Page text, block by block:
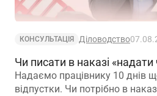
КОНСУЛЬТАЦІЯ Діловодство
Чи писати в наказі «надати
Надаємо працівнику 10 днів
відпустки. Чи потрібно в